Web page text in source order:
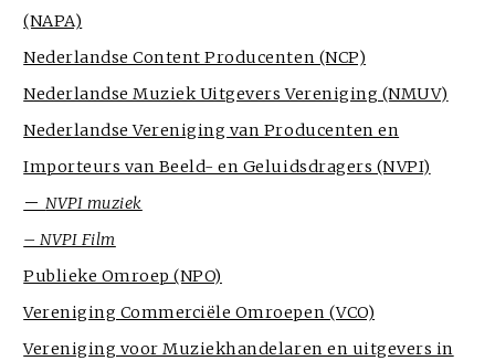
(NAPA)
Nederlandse Content Producenten (NCP)
Nederlandse Muziek Uitgevers Vereniging (NMUV)
Nederlandse Vereniging van Producenten en
Importeurs van Beeld- en Geluidsdragers (NVPI)
–NVPI muziek
– NVPI Film
Publieke Omroep (NPO)
Vereniging Commerciële Omroepen (VCO)
Vereniging voor Muziekhandelaren en uitgevers in